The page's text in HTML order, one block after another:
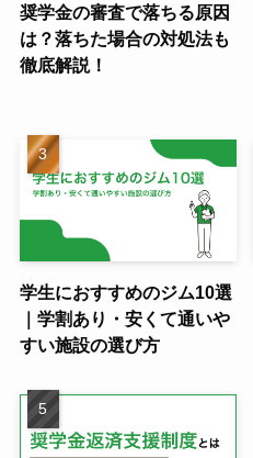
奨学金の審査で落ちる原因
は？落ちた場合の対処法も
徹底解説！
学生におすすめのジム10選
｜学割あり・安くて通いや
すい施設の選び方